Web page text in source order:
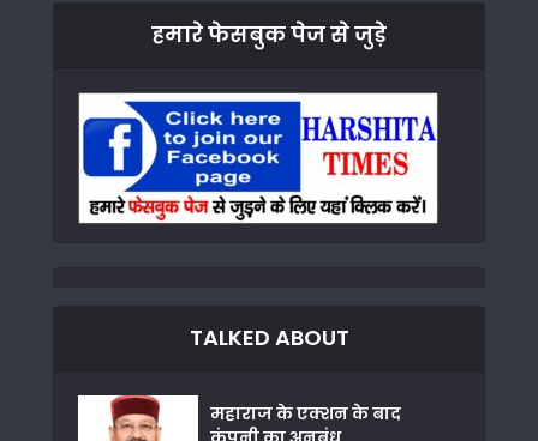
हमारे फेसबुक पेज से जुड़े
TALKED ABOUT
महाराज के एक्शन के बाद